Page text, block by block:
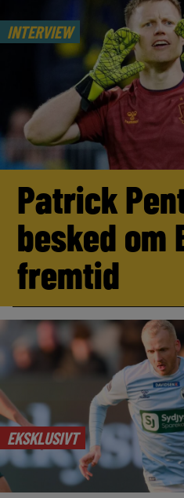
INTERVIEW
Patrick
besked om
fremtid
EKSKLUSIVT